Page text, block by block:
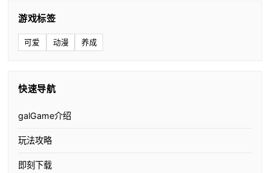
游戏标签
可爱 动漫 养成
快速导航
galGame介绍
玩法攻略
即刻下载